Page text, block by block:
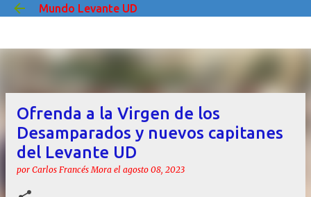
Ir al contenido principal
Mundo Levante UD
Ofrenda a la Virgen de los
Desamparados y nuevos capitanes
del Levante UD
por Carlos Francés Mora el agosto 08, 2023